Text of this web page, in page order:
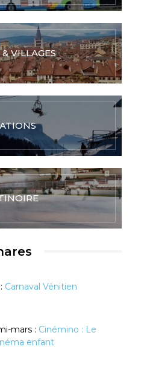
VILLAGES
Carnaval Vénitien
mars : Cinémino : Le
enfant